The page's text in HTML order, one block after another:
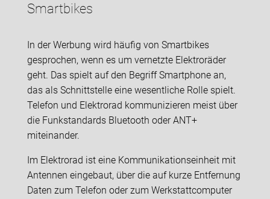
Smartbikes
In der Werbung wird häufig von Smartbikes
gesprochen, wenn es um vernetzte Elektroräder
geht. Das spielt auf den Begriff Smartphone an,
das als Schnittstelle eine wesentliche Rolle spielt.
Telefon und Elektrorad kommunizieren meist über
die Funkstandards Bluetooth oder ANT+
miteinander.
Im Elektrorad ist eine Kommunikationseinheit mit
Antennen eingebaut, über die auf kurze Entfernung
Daten zum Telefon oder zum Werkstattcomputer